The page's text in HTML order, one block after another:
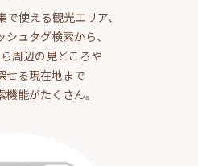
使える観光エリア、
ュタグ検索から、
周辺の見どころや
せる現在地まで
能がたくさん。